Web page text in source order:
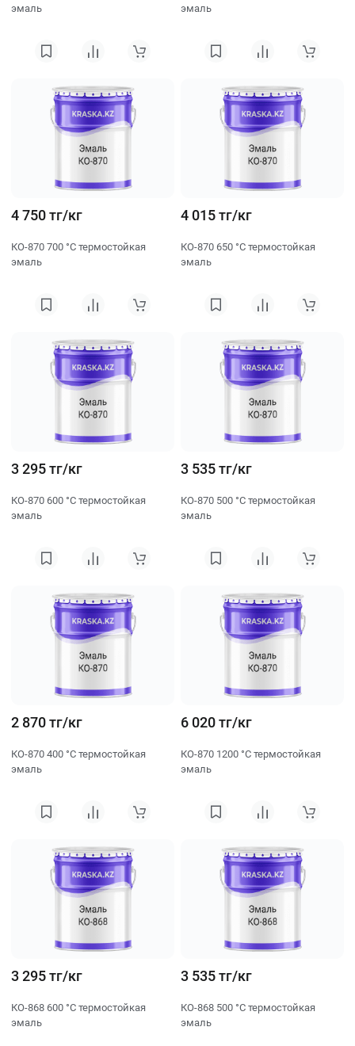
эмаль
эмаль
4 750 тг/кг
КО-870 700 °C термостойкая
эмаль
4 015 тг/кг
КО-870 650 °C термостойкая
эмаль
3 295 тг/кг
КО-870 600 °C термостойкая
эмаль
3 535 тг/кг
КО-870 500 °C термостойкая
эмаль
2 870 тг/кг
КО-870 400 °C термостойкая
эмаль
6 020 тг/кг
КО-870 1200 °C термостойкая
эмаль
3 295 тг/кг
КО-868 600 °C термостойкая
эмаль
3 535 тг/кг
КО-868 500 °C термостойкая
эмаль